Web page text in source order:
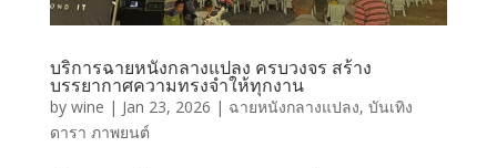
บริการฉายหนังกลางแปลง ครบวงจร สร้าง
บรรยากาศความทรงจำให้ทุกงาน
by wine | Jan 23, 2026 | ฉายหนังกลางแปลง, บันเทิง
ดารา ภาพยนต์